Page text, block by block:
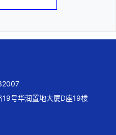
号华润置地大厦D座19楼